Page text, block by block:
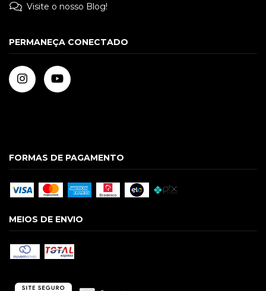
Visite o nosso Blog!
PERMANEÇA CONECTADO
FORMAS DE PAGAMENTO
MEIOS DE ENVIO